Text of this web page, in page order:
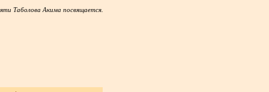
Таболова Акима посвящается.